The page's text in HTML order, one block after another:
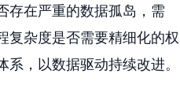
存在严重的数据孤岛，需
复杂度是否需要精细化的权
，以数据驱动持续改进。